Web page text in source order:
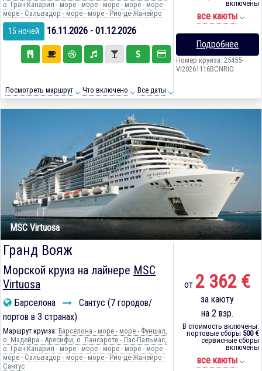
о. Гран-Канария - море - море - море - море - море -
море - Сальвадор - море - море - Рио-де-Жанейро
15 ночей 16.11.2026 - 01.12.2026
Посмотреть маршрут Что включено Все даты
включены
все каюты
Подробнее
Номер круиза: 25455-
VI20261116BCNRIO
MSC Virtuosa
Гранд Вояж
Морской круиз на лайнере MSC
Virtuosa
Барселона
Сантус (7 городов/
портов в 3 странах)
Маршрут круиза: Барселона - море - море - Фуншал,
о. Мадейра - Аресифи, о. Лансароте - Лас-Пальмас,
о. Гран-Канария - море - море - море - море - море -
море - Сальвадор - море - море - Рио-де-Жанейро -
Сантус
от 2 362 €
за каюту
на 2 взр.
В стоимость включены:
портовые сборы 500 €
сервисные сборы
включены
все каюты